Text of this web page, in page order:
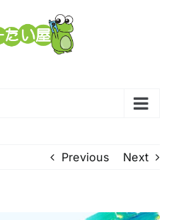
Previous Next